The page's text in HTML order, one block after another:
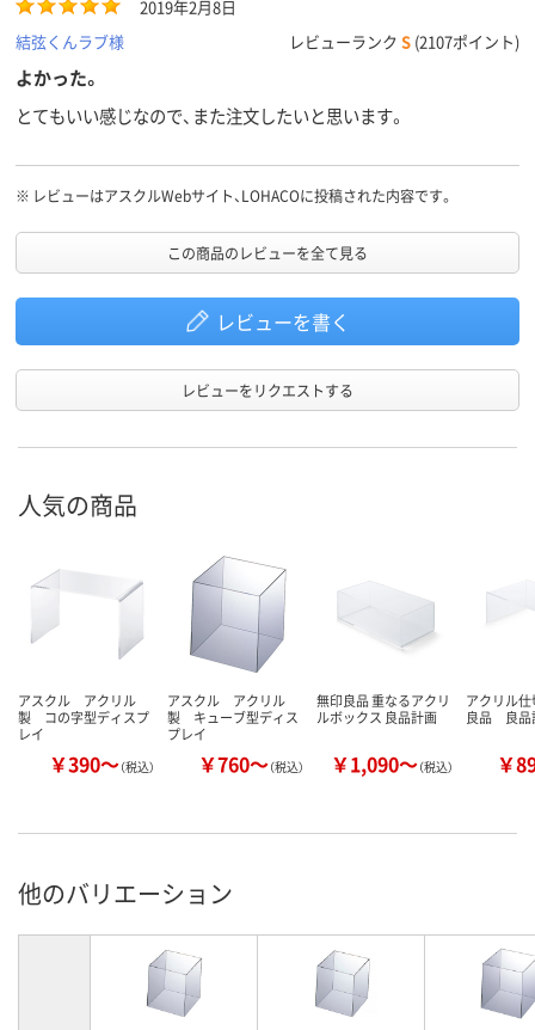
2019年2月8日
結弦くんラブ様
レビューランク S (2107ポイント)
よかった。
とてもいい感じなので、また注文したいと思います。
※ レビューはアスクルWebサイト、LOHACOに投稿された内容です。
この商品のレビューを全て見る
レビューを書く
レビューをリクエストする
人気の商品
アスクル アクリル
製 コの字型ディスプ
レイ
￥390～（税込）
アスクル アクリル
製 キューブ型ディス
プレイ
￥760～（税込）
無印良品 重なるアクリ
ルボックス 良品計画
￥1,090～（税込）
アクリル
良品 良品
￥
他のバリエーション